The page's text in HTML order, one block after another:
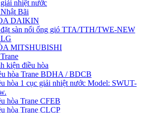
nhiệt nước
Bãi
DAIKIN
sàn nối ống gió TTA/TTH/TWE-NEW
MITSHUBISHI
kiện điều hòa
hòa Trane BDHA / BDCB
hòa 1 cục giải nhiệt nước Model: SWUT-
hòa Trane CFEB
hòa Trane CLCP